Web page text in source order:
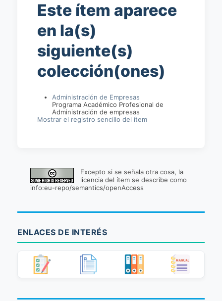
Este ítem aparece
en la(s)
siguiente(s)
colección(ones)
Administración de Empresas
Programa Académico Profesional de
Administración de empresas
Mostrar el registro sencillo del ítem
Excepto si se señala otra cosa, la
licencia del ítem se describe como
info:eu-repo/semantics/openAccess
ENLACES DE INTERÉS